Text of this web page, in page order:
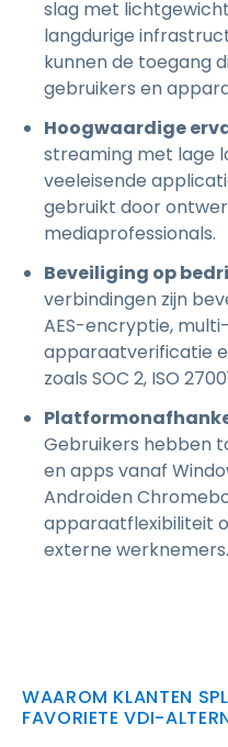
slag met
langdurige
kunnen de toegang
gebruikers en
Hoogwaardige
streaming met lage
veeleisende
gebruikt door
mediaprofessionals.
Beveiliging op
verbindingen zijn
AES-encryptie,
apparaatverificatie
zoals SOC 2, ISO
Gebruikers hebben
en apps vanaf
Androiden
apparaatflexibiliteit
externe werknemers.
WAAROM KLANTEN
FAVORIETE VDI-